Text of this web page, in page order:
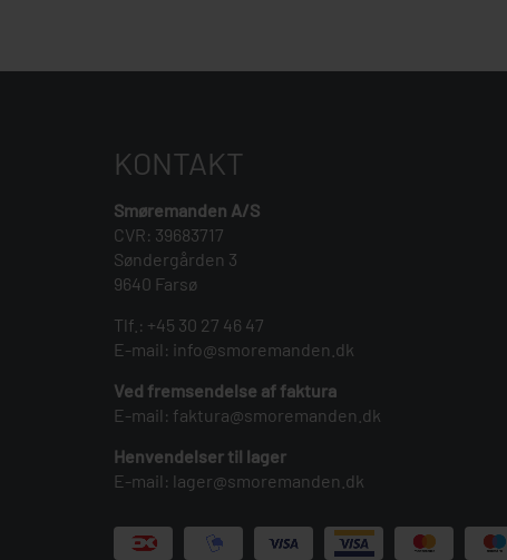
KONTAKT
Smøremanden A/S
CVR: 39683717
Søndergården 3
9640 Farsø
Tlf.: +45 30 27 46 47
E-mail: info@smoremanden.dk
Ved fremsendelse af faktura
E-mail: faktura@smoremanden.dk
Henvendelser til lager
E-mail: lager@smoremanden.dk